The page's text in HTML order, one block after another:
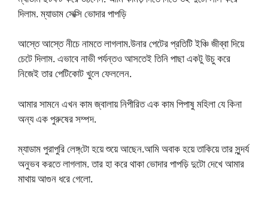
দিলাম. ম্যাডাম সেক্সি ভোদার পাপড়ি
আস্তে আস্তে নীচে নামতে লাগলাম.উনার পেটের প্রতিটি ইঞ্চি জীব্বা দিয়ে
চেটে দিলাম. এভাবে নাভী পর্যন্তও আসতেই তিনি পাছা একটু উচু করে
নিজেই তার পেটিকোট খুলে ফেললেন.
আমার সামনে এখন কাম জ্বালায় নিপীরিত এক কাম পিপাষু মহিলা যে কিনা
অন্য এক পুরুষের সম্পদ.
ম্যাডাম পুরাপুরি লেঙ্গ্‌টো হয়ে শুয়ে আছেন.আমি অবাক হয়ে তাকিয়ে তার সুন্দর্য
অনুভব করতে লাগলাম. তার হা করে থাকা ভোদার পাপড়ি দুটো দেখে আমার
মাথায় আগুন ধরে গেলো.